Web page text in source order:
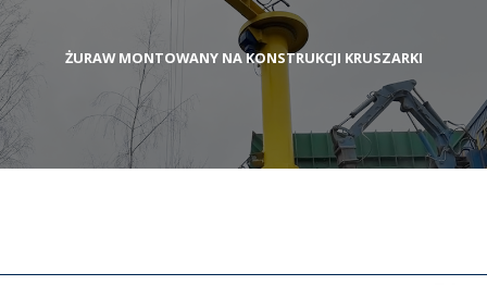
ŻURAW MONTOWANY NA KONSTRUKCJI KRUSZARKI